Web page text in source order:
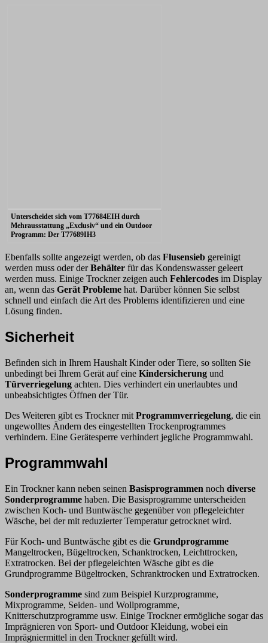
Unterscheidet sich vom T77684EIH durch
Mehrausstattung „Exclusiv“ und ein Outdoor
Programm: Der T77689IH3
Ebenfalls sollte angezeigt werden, ob das Flusensieb gereinigt
werden muss oder derBehälter für das Kondenswasser geleert
werden muss. Einige Trockner zeigen auch Fehlercodes im Display
an, wenn das Gerät Probleme hat. Darüber können Sie selbst
schnell und einfach die Art des Problems identifizieren und eine
Lösung finden.
Sicherheit
Befinden sich in Ihrem Haushalt Kinder oder Tiere, so sollten Sie
unbedingt bei Ihrem Gerät auf eine Kindersicherung und
Türverriegelung achten. Dies verhindert ein unerlaubtes und
unbeabsichtigtes Öffnen der Tür.
Des Weiteren gibt es Trockner mit Programmverriegelung, die ein
ungewolltes Ändern des eingestellten Trockenprogrammes
verhindern. Eine Gerätesperre verhindert jegliche Programmwahl.
Programmwahl
Ein Trockner kann neben seinen Basisprogrammen noch diverse
Sonderprogramme haben. Die Basisprogramme unterscheiden
zwischen Koch- und Buntwäsche gegenüber von pflegeleichter
Wäsche, bei der mit reduzierter Temperatur getrocknet wird.
Für Koch- und Buntwäsche gibt es die Grundprogramme
Mangeltrocken, Bügeltrocken, Schanktrocken, Leichttrocken,
Extratrocken. Bei der pflegeleichten Wäsche gibt es die
Grundprogramme Bügeltrocken, Schranktrocken und Extratrocken.
Sonderprogramme sind zum Beispiel Kurzprogramme,
Mixprogramme, Seiden- und Wollprogramme,
Knitterschutzprogramme usw. Einige Trockner ermögliche sogar das
Imprägnieren von Sport- und Outdoor Kleidung, wobei ein
Imprägniermittel in den Trockner gefüllt wird.